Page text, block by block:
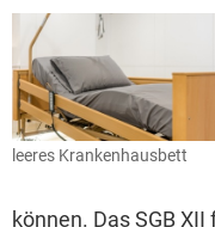
leeres Krankenhausbett
können. Das SGB